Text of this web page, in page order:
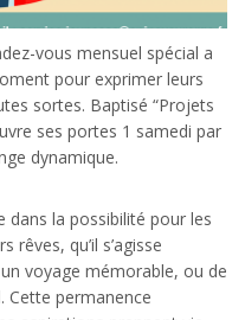
vous mensuel spécial a
pour exprimer leurs
sortes. Baptisé “Projets
ses portes 1 samedi par
dynamique.
dans la possibilité pour les
rêves, qu’il s’agisse
voyage mémorable, ou de
Cette permanence